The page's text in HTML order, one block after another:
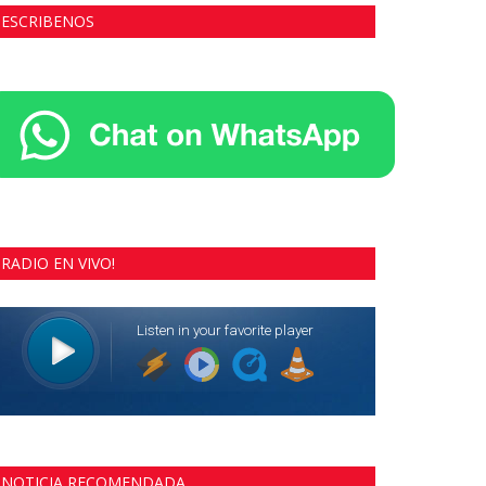
ESCRIBENOS
RADIO EN VIVO!